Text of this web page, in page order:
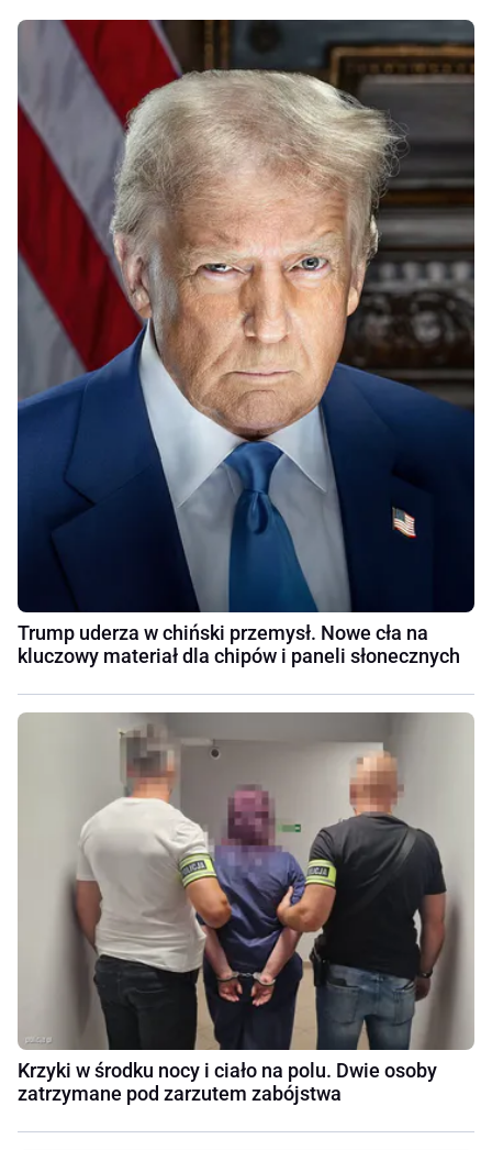
Trump uderza w chiński przemysł. Nowe cła na
kluczowy materiał dla chipów i paneli słonecznych
Krzyki w środku nocy i ciało na polu. Dwie osoby
zatrzymane pod zarzutem zabójstwa